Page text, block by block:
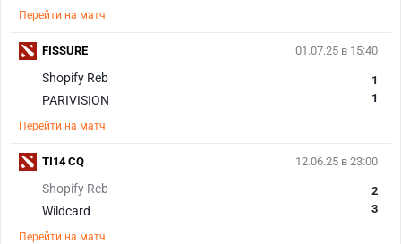
Перейти на матч
01.07.25 в 15:40
Shopify Reb
PARIVISION
1
1
Перейти на матч
FISSURE
12.06.25 в 23:00
Shopify Reb
Wildcard
2
3
Перейти на матч
TI14 CQ